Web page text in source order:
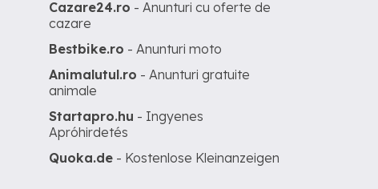
Cazare24.ro - Anunturi cu oferte de
cazare
Bestbike.ro - Anunturi moto
Animalutul.ro - Anunturi gratuite
animale
Startapro.hu - Ingyenes
Apróhirdetés
Quoka.de - Kostenlose Kleinanzeigen